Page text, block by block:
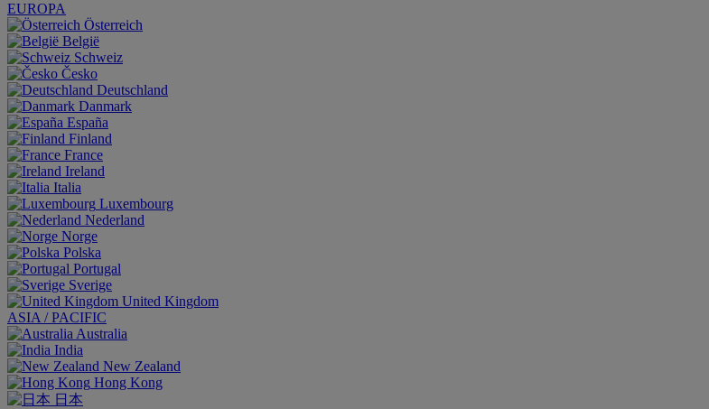
EUROPA
Österreich
België
Schweiz
Česko
Deutschland
Danmark
España
Finland
France
Ireland
Italia
Luxembourg
Nederland
Norge
Polska
Portugal
Sverige
United Kingdom
ASIA / PACIFIC
Australia
India
New Zealand
Hong Kong
日本